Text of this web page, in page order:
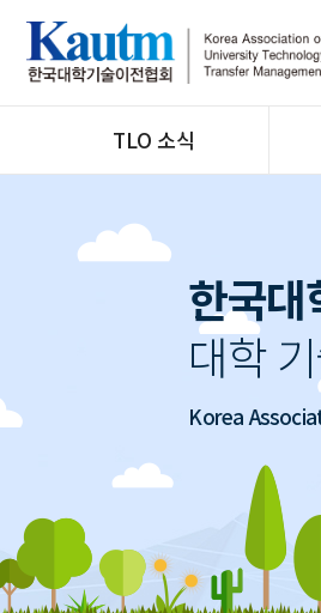
TLO 소식
사업공고
홍보마당 한국대
대학
Korea